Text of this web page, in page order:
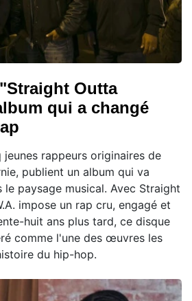
Outta
qui a changé
rappeurs originaires de
publient un album qui va
le paysage musical. Avec Straight
impose un rap cru, engagé et
huit ans plus tard, ce disque
comme l'une des œuvres les
du hip-hop.